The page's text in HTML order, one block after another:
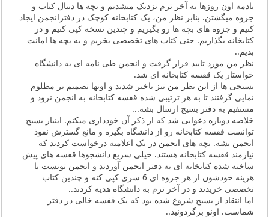
یادمه اون روزها به آخر ترم نزدیک میشدیم و بچه ها دنبال کتاب و
جزوه میگشتن. بنابر نظر من، یک کتابخانه کوچک در دفترانجمن ایجاد
کنیم و جزوه های بچه ها رو بگیریم و چندین نسخه کپی کنیم و در
کتابخانه بگذاریم. حتی کتاب های تخصصی بخریم و به بچه ها امانت
بدیم..
نظر من مورد تایید قرار گرفت و انجمن طی نامه ای به دانشگاه
خواستار یک قفسه کتابخانه ای شد.
بسیجی ها از این نظر من نیز باخبر شدند و اونها تصمیم بر مظلوم
نمایی گرفتند تا به هر ترتیبی شده قفسه کتابخانه به انجمن نرود و
مستقیم به دفتر بسیج ارسال بشه...
خلاصه دوباره دعوایی شد که از ذکر آن خودداری میکنم. اینبار بسیج
توانست قفسه کتابخانه رو از دانشگاه بگیره و مانع گسترش نفوذ
انجمن بشه. بچه های انجمن در یک اعلامیه درخواست کردند که
نیازمند قفسه کتابخانه هستند. خیلی سریع دانشجوها قفسه های پیش
ساخته شده کتابخانه ای به دفتر انجمن آوردند و انجمن تونست با
هزینه خودشون از هر جزوه ای 6 سری کپی کنه و چندین کتاب
تخصصی خریدند و در آخر ترم به دانشگاه هدیه کردند..
اما انتقاد از بسیج شروع شده بود که یک قفسه خالی در دفتر
شماست. اونو برگردونید..